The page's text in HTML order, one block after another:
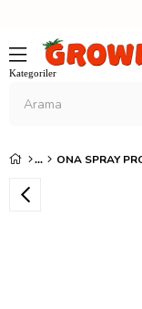
ONA SPRAY